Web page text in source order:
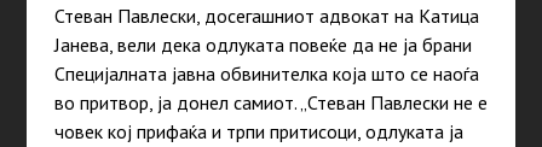
Стеван Павлески, досегашниот адвокат на Катица
Јанева, вели дека одлуката повеќе да не ја брани
Специјалната јавна обвинителка која што се наоѓа
во притвор, ја донел самиот. „Стеван Павлески не е
човек кој прифаќа и трпи притисоци, одлуката ја